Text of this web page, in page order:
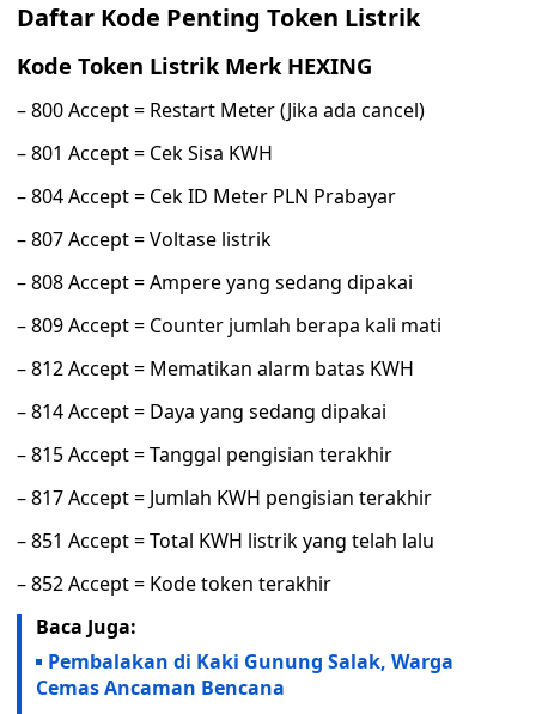
Daftar Kode Penting Token Listrik
Kode Token Listrik Merk HEXING
– 800 Accept = Restart Meter (Jika ada cancel)
– 801 Accept = Cek Sisa KWH
– 804 Accept = Cek ID Meter PLN Prabayar
– 807 Accept = Voltase listrik
– 808 Accept = Ampere yang sedang dipakai
– 809 Accept = Counter jumlah berapa kali mati
– 812 Accept = Mematikan alarm batas KWH
– 814 Accept = Daya yang sedang dipakai
– 815 Accept = Tanggal pengisian terakhir
– 817 Accept = Jumlah KWH pengisian terakhir
– 851 Accept = Total KWH listrik yang telah lalu
– 852 Accept = Kode token terakhir
Baca Juga:
Pembalakan di Kaki Gunung Salak, Warga
Cemas Ancaman Bencana